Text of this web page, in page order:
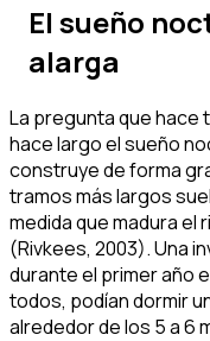
El sueño
alarga
La pregunta que hace
hace largo el sueño
construye de forma
tramos más largos
medida que madura
(Rivkees, 2003). Una
durante el primer año
todos, podían dormir
alrededor de los 5 a 6